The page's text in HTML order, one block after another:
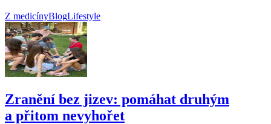
Z medicínyBlogLifestyle
Zranění bez jizev: pomáhat druhým
a přitom nevyhořet